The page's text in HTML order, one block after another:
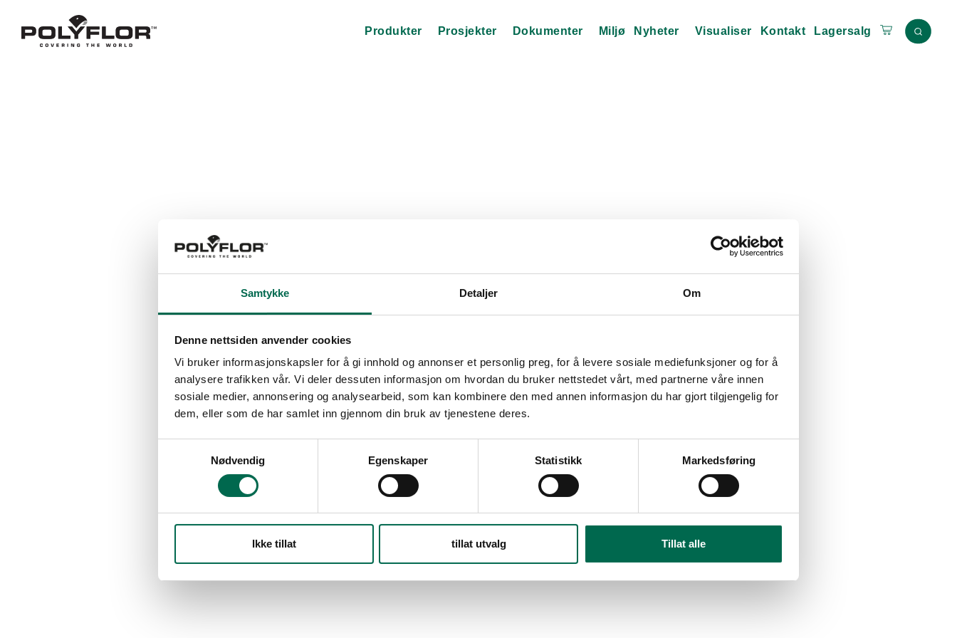
Samtykke Detaljer Om
Denne nettsiden anvender cookies
Vi bruker informasjonskapsler for å gi innhold og annonser et personlig preg, for å levere sosiale mediefunksjoner og for å
analysere trafikken vår. Vi deler dessuten informasjon om hvordan du bruker nettstedet vårt, med partnerne våre innen
sosiale medier, annonsering og analysearbeid, som kan kombinere den med annen informasjon du har gjort tilgjengelig for
dem, eller som de har samlet inn gjennom din bruk av tjenestene deres.
Nødvendig
Egenskaper Statistikk Markedsføring
Ikke tillat tillat utvalg Tillat alle
Produkter Prosjekter Dokumenter Miljø Nyheter Visualiser Kontakt Lagersalg